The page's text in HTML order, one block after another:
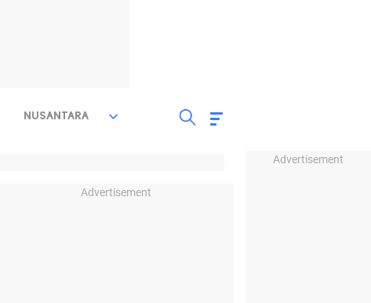
Advertisement
NUSANTARA
Advertisement